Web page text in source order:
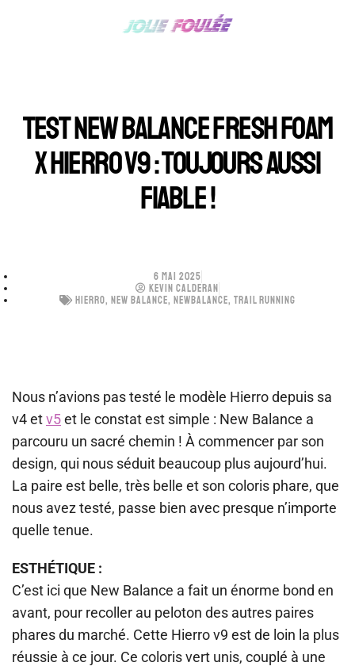
TEST NEW BALANCE FRESH FOAM
X HIERRO V9 : TOUJOURS AUSSI
FIABLE !
6 MAI 2025
KEVIN CALDERAN
HIERRO, NEW BALANCE, NEWBALANCE, TRAIL RUNNING
Nous n’avions pas testé le modèle Hierro depuis sa
v4 etv5et le constat est simple : New Balance a
parcouru un sacré chemin ! À commencer par son
design, qui nous séduit beaucoup plus aujourd’hui.
La paire est belle, très belle et son coloris phare, que
nous avez testé, passe bien avec presque n’importe
quelle tenue.
ESTHÉTIQUE :
C’est ici que New Balance a fait un énorme bond en
avant, pour recoller au peloton des autres paires
phares du marché. Cette Hierro v9 est de loin la plus
réussie à ce jour. Ce coloris vert unis, couplé à une